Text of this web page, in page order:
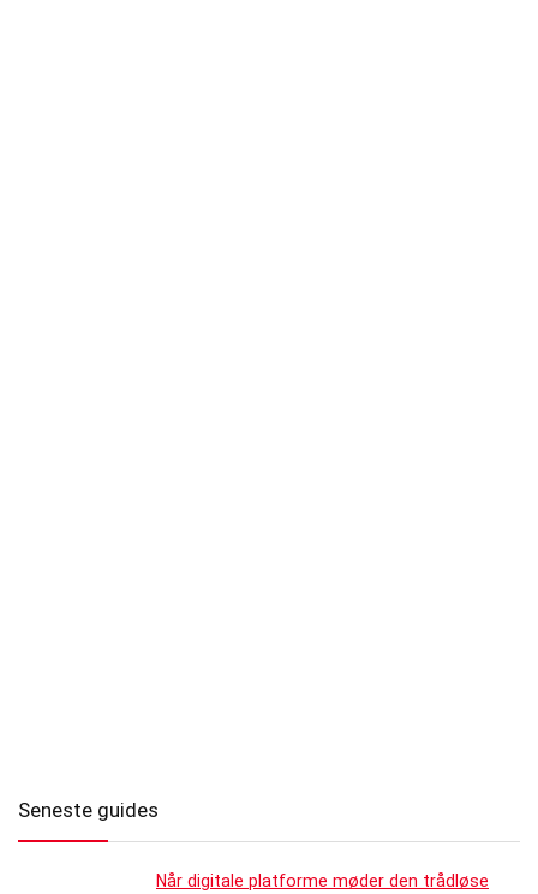
Seneste guides
Når digitale platforme møder den trådløse